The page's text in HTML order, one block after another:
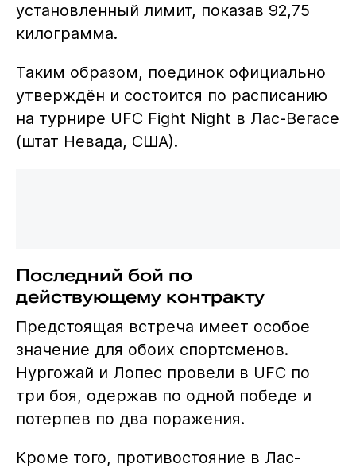
установленный лимит, показав 92,75
килограмма.
Таким образом, поединок официально
утверждён и состоится по расписанию
на турнире UFC Fight Night в Лас-Вегасе
(штат Невада, США).
Последний бой по
действующему контракту
Предстоящая встреча имеет особое
значение для обоих спортсменов.
Нургожай и Лопес провели в UFC по
три боя, одержав по одной победе и
потерпев по два поражения.
Кроме того, противостояние в Лас-